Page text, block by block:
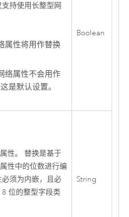
持使用长整型网
属性将用作替换
络属性不会用作
是默认设置。
Boolean
性。 替换是基于
性中的位数进行编
须为内嵌，且必
位的整型字段类
String